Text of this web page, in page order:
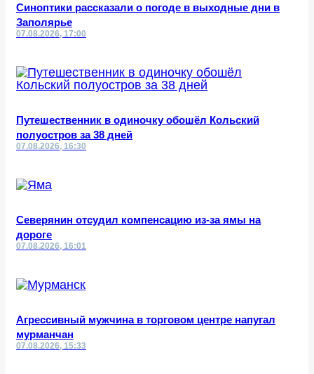
Синоптики рассказали о погоде в выходные дни в
Заполярье
07.08.2026, 17:00
Путешественник в одиночку обошёл Кольский
полуостров за 38 дней
07.08.2026, 16:30
Северянин отсудил компенсацию из-за ямы на
дороге
07.08.2026, 16:01
Агрессивный мужчина в торговом центре напугал
мурманчан
07.08.2026, 15:33